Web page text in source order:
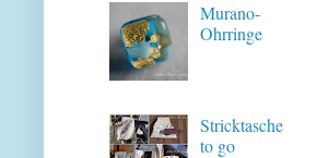
Murano-
Ohrringe
Stricktasche
to go